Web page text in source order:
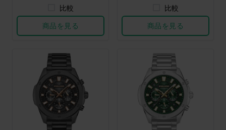
比較
商品を見る
比較
商品を見る